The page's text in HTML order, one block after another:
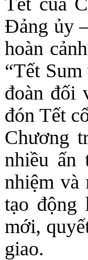
Đảng ủy
hoàn
“Tết
đoàn đối
đón Tết
Chương
nhiều ấn
nhiệm và
tạo động
mới,
giao.